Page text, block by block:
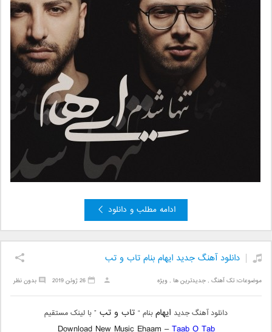
ادامه مطلب و دانلود
دانلود آهنگ جدید ایهام بنام تاب و تب
موضوعات:تک آهنگ ,جدیدترین ها ,ویژه بدون نظر 26 ژوئن 2019
دانلود آهنگ جدید ایهامبنام “ تاب و تب ” با لینک مستقیم